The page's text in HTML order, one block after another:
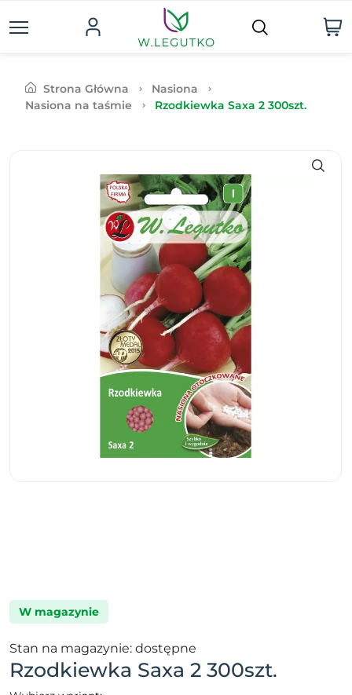
Strona Główna
Nasiona
Nasiona na taśmie
Rzodkiewka Saxa 2 300szt.
W magazynie
Stan na magazynie: dostępne
Rzodkiewka Saxa 2 300szt.